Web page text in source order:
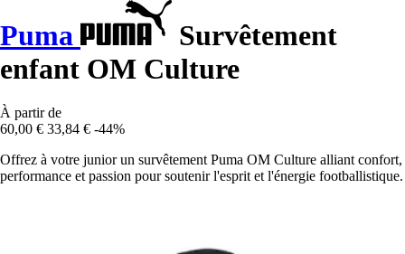
Puma
Survêtement
enfant OM Culture
À partir de
60,00 € 33,84 € -44%
Offrez à votre junior un survêtement Puma OM Culture alliant confort,
performance et passion pour soutenir l'esprit et l'énergie footballistique.